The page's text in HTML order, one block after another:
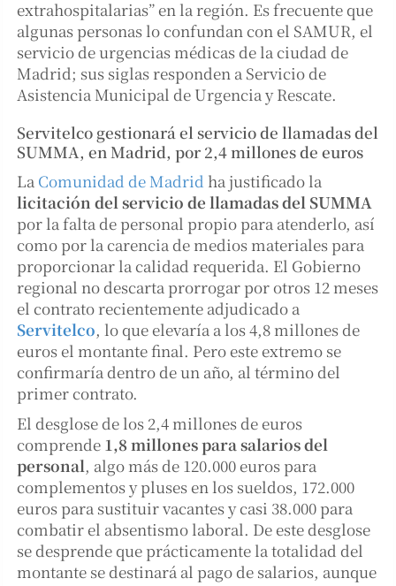
extrahospitalarias” en la región. Es frecuente que
algunas personas lo confundan con el SAMUR, el
servicio de urgencias médicas de la ciudad de
Madrid; sus siglas responden a Servicio de
Asistencia Municipal de Urgencia y Rescate.
Servitelco gestionará el servicio de llamadas del
SUMMA, en Madrid, por 2,4 millones de euros
La Comunidad de Madrid ha justificado la
licitación del servicio de llamadas del SUMMA
por la falta de personal propio para atenderlo, así
como por la carencia de medios materiales para
proporcionar la calidad requerida. El Gobierno
regional no descarta prorrogar por otros 12 meses
el contrato recientemente adjudicado a
Servitelco, lo que elevaría a los 4,8 millones de
euros el montante final. Pero este extremo se
confirmaría dentro de un año, al término del
primer contrato.
El desglose de los 2,4 millones de euros
comprende 1,8 millones para salarios del
personal, algo más de 120.000 euros para
complementos y pluses en los sueldos, 172.000
euros para sustituir vacantes y casi 38.000 para
combatir el absentismo laboral. De este desglose
se desprende que prácticamente la totalidad del
montante se destinará al pago de salarios, aunque